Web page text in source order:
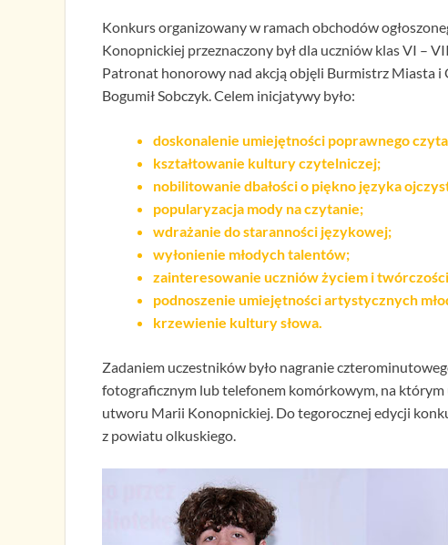
Konkurs organizowany w ramach obchodów
Konopnickiej przeznaczony był dla uczniów klas VI –
Patronat honorowy nad akcją objęli Burmistrz Miasta i
Bogumił Sobczyk. Celem inicjatywy było:
doskonalenie umiejętności poprawnego
kształtowanie kultury czytelniczej;
nobilitowanie dbałości o piękno języka
popularyzacja mody na czytanie;
wdrażanie do staranności językowej;
wyłonienie młodych talentów;
zainteresowanie uczniów życiem i
podnoszenie umiejętności artystycznych
krzewienie kultury słowa.
Zadaniem uczestników było nagranie
fotograficznym lub telefonem komórkowym, na
utworu Marii Konopnickiej. Do tegorocznej edycji
z powiatu olkuskiego.